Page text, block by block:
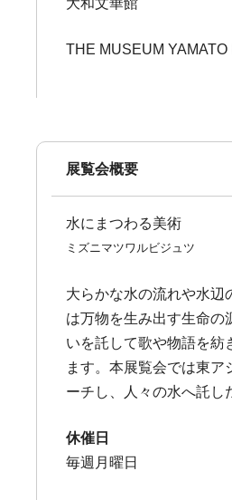
大和文華館
THE MUSEUM YAMATO
展覧会概要
水にまつわる美術
ミズニマツワルビジュツ
大らかな水の流れや水辺
は万物を生み出す生命の
いを託して歌や物語を紡
ます。本展覧会では東
ーチし、人々の水へ託し
休催日
毎週月曜日